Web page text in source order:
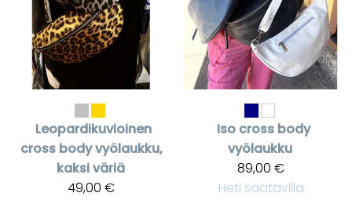
Leopardikuvioinen
cross body vyölaukku,
kaksi väriä
49,00 €
Iso cross body
vyölaukku
89,00 €
Heti saatavilla